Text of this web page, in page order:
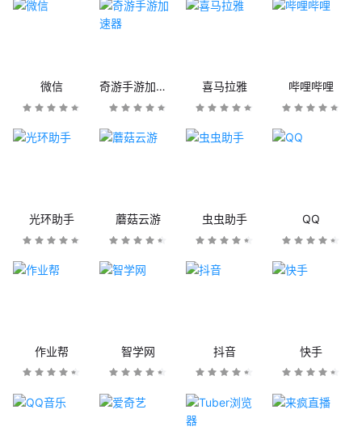
微信 奇游手游加速器 喜马拉雅 哔哩哔哩
光环助手 蘑菇云游 虫虫助手 QQ
作业帮 智学网 抖音 快手